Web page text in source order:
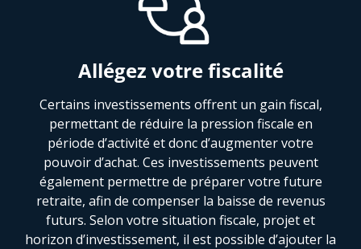
Allégez votre fiscalité
Certains investissements offrent un gain fiscal,
permettant de réduire la pression fiscale en
période d’activité et donc d’augmenter votre
pouvoir d’achat. Ces investissements peuvent
également permettre de préparer votre future
retraite, afin de compenser la baisse de revenus
futurs. Selon votre situation fiscale, projet et
horizon d’investissement, il est possible d’ajouter la